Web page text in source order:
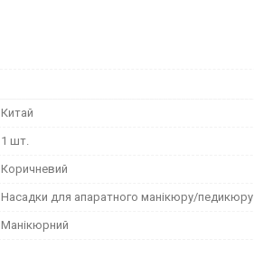
Китай
1 шт.
Коричневий
Насадки для апаратного манікюру/педикюру
Манікюрний